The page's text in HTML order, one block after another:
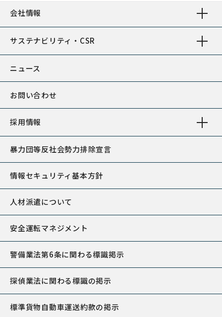
会社情報
サステナビリティ・CSR
ニュース
お問い合わせ
採用情報
暴力団等反社会勢力排除宣言
情報セキュリティ基本方針
人材派遣について
安全運転マネジメント
警備業法第6条に関わる標識掲示
探偵業法に関わる標識の掲示
標準貨物自動車運送約款の掲示